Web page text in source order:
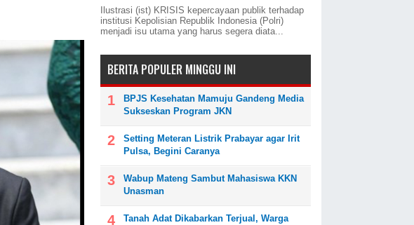
Ilustrasi (ist) KRISIS kepercayaan publik terhadap
institusi Kepolisian Republik Indonesia (Polri)
menjadi isu utama yang harus segera diata...
BERITA POPULER MINGGU INI
BPJS Kesehatan Mamuju Gandeng Media
Sukseskan Program JKN
Setting Meteran Listrik Prabayar agar Irit
Pulsa, Begini Caranya
Wabup Mateng Sambut Mahasiswa KKN
Unasman
Tanah Adat Dikabarkan Terjual, Warga